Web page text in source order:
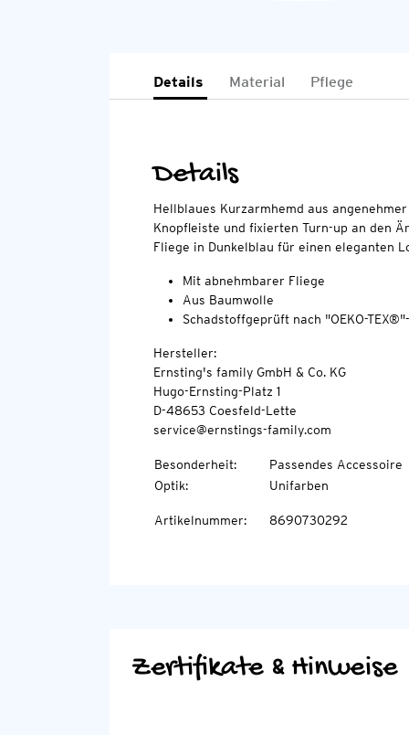
Details Material Pflege
Details
Hellblaues Kurzarmhemd aus
Knopfleiste und fixierten Turn-up an den
Fliege in Dunkelblau für einen eleganten
Mit abnehmbarer Fliege
Aus Baumwolle
Schadstoffgeprüft nach "OEKO-
Hersteller:
Ernsting's family GmbH & Co. KG
Hugo-Ernsting-Platz 1
D-48653 Coesfeld-Lette
service@ernstings-family.com
Besonderheit:
Passendes Accessoire
Optik: Unifarben
Artikelnummer: 8690730292
Zertifikate & Hinweise